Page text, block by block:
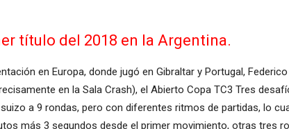
título del 2018 en la Argentina.
en Europa, donde jugó en Gibraltar y Portugal,
en la Sala Crash), el Abierto Copa TC3 Tres
a 9 rondas, pero con diferentes ritmos de partidas, lo
más 3 segundos desde el primer movimiento, otras tres